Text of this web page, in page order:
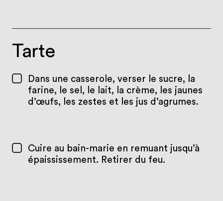
Tarte
Dans une casserole, verser le sucre, la
farine, le sel, le lait, la crème, les jaunes
d’œufs, les zestes et les jus d’agrumes.
Cuire au bain-marie en remuant jusqu’à
épaississement. Retirer du feu.